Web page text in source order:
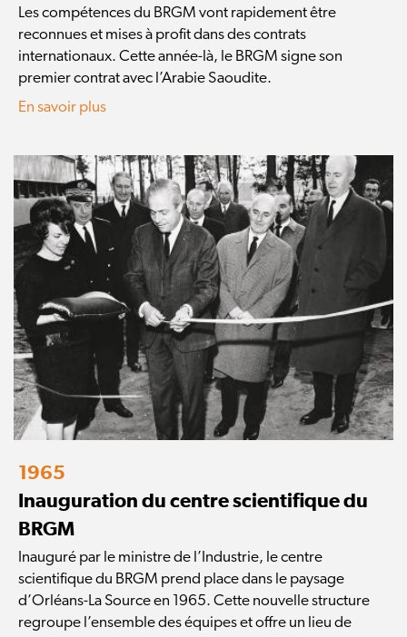
Les compétences du BRGM vont rapidement être
reconnues et mises à profit dans des contrats
internationaux. Cette année-là, le BRGM signe son
premier contrat avec l’Arabie Saoudite.
En savoir plus
1965
Inauguration du centre scientifique du
BRGM
Inauguré par le ministre de l’Industrie, le centre
scientifique du BRGM prend place dans le paysage
d’Orléans-La Source en 1965. Cette nouvelle structure
regroupe l’ensemble des équipes et offre un lieu de